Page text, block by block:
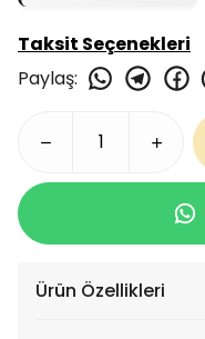
Taksit Seçenekleri
Paylaş:
Ürün Özellikleri